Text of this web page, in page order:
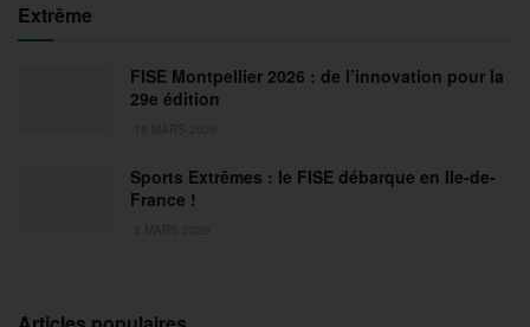
Extrême
FISE Montpellier 2026 : de l’innovation pour la
29e édition
Sports Extrêmes : le FISE débarque en Ile-de-
France !